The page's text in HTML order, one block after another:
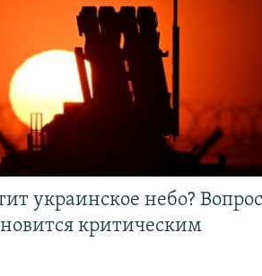
украинское небо? Вопрос
критическим